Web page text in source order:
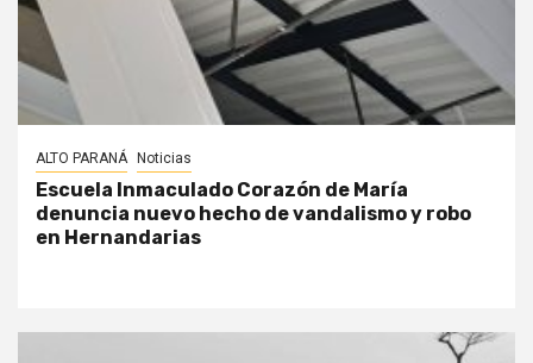
ALTO PARANÁ Noticias
Escuela Inmaculado Corazón de María
denuncia nuevo hecho de vandalismo y robo
en Hernandarias